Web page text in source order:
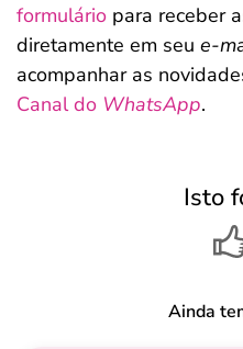
formulário para receber
diretamente em seu e-
acompanhar as
Canal do WhatsApp.
Isto
Ainda